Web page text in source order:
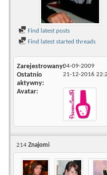
Find latest posts
Find latest started threads
Zarejestrowany04-09-2009
Ostatnio
aktywny
21-12-2016
Avatar
214 Znajomi